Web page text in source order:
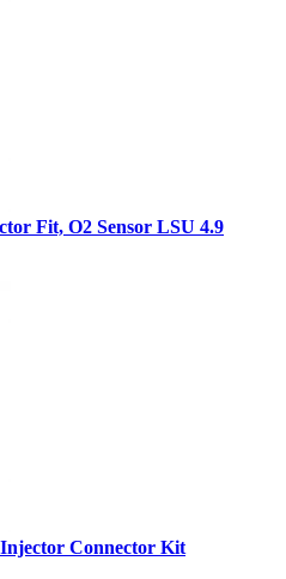
Fit, O2 Sensor LSU 4.9
Injector Connector Kit